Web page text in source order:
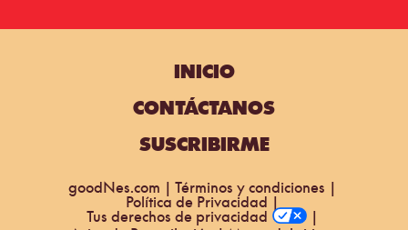
INICIO
CONTÁCTANOS
SUSCRIBIRME
goodNes.com Términos y condiciones
Política de Privacidad
Tus derechos de privacidad